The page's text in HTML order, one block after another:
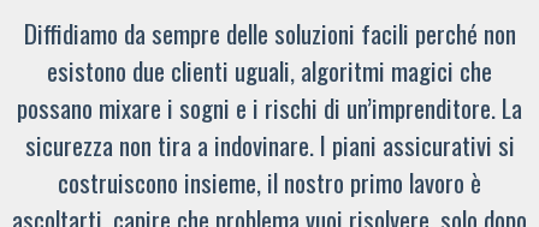
Diffidiamo da sempre delle soluzioni facili perché non
esistono due clienti uguali, algoritmi magici che
possano mixare i sogni e i rischi di un’imprenditore. La
sicurezza non tira a indovinare. I piani assicurativi si
costruiscono insieme, il nostro primo lavoro è
ascoltarti, capire che problema vuoi risolvere, solo dopo